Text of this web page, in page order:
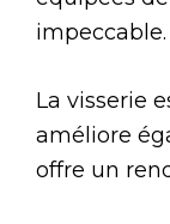
impeccable.
La visserie
améliore
offre un